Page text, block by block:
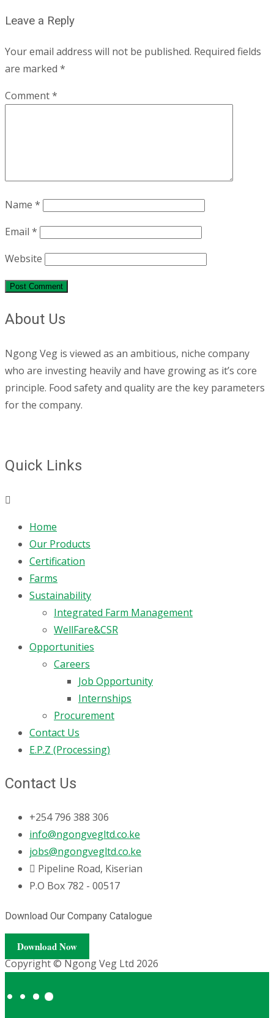
Leave a Reply
Your email address will not be published. Required fields
are marked *
Comment*
Name *
Email *
Website
About Us
Ngong Veg is viewed as an ambitious, niche company
who are investing heavily and have growing as it’s core
principle. Food safety and quality are the key parameters
for the company.
Quick Links
Menu
Home
Our Products
Certification
Farms
Sustainability
Integrated Farm Management
WellFare&CSR
Opportunities
Careers
Job Opportunity
Internships
Procurement
Contact Us
E.P.Z (Processing)
Contact Us
+254 796 388 306
info@ngongvegltd.co.ke
jobs@ngongvegltd.co.ke
Pipeline Road, Kiserian
P.O Box 782 - 00517
Download Our Company Catalogue
Download Now
Copyright © Ngong Veg Ltd 2026